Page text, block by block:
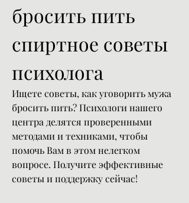
бросить пить
спиртное советы
психолога
Ищете советы, как уговорить мужа
бросить пить? Психологи нашего
центра делятся проверенными
методами и техниками, чтобы
помочь Вам в этом нелегком
вопросе. Получите эффективные
советы и поддержку сейчас!